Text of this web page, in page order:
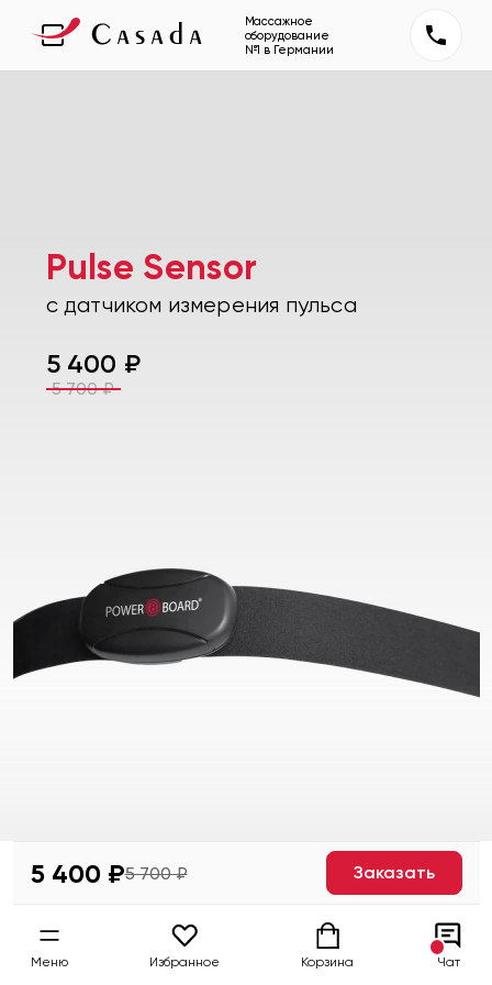
Массажное
оборудование
№1 в Германии
Pulse Sensor
с датчиком измерения пульса
5 400 ₽
5 700₽
5 400 ₽5 700 ₽ Заказать
Меню Избранное Корзина Чат